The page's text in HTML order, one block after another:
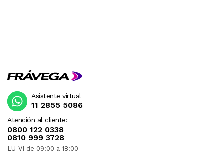
Atención al cliente:
0800 122 0338
0810 999 3728
LU-VI de 09:00 a 18:00
Asistente virtual
11 2855 5086